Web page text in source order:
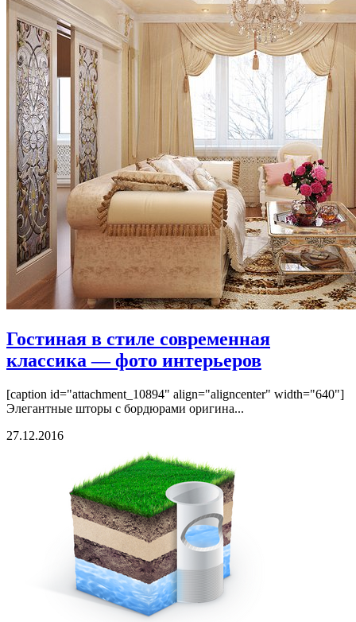
Гостиная в стиле современная
классика — фото интерьеров
[caption id="attachment_10894" align="aligncenter" width="640"]
Элегантные шторы с бордюрами оригина...
27.12.2016